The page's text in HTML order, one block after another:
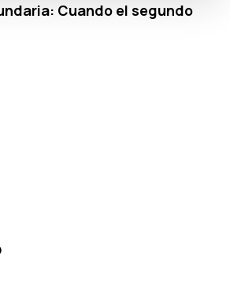
Cuando el segundo